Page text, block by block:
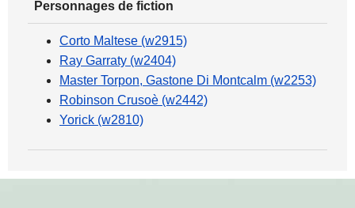
Personnages de fiction
Corto Maltese (w2915)
Ray Garraty (w2404)
Master Torpon, Gastone Di Montcalm (w2253)
Robinson Crusoè (w2442)
Yorick (w2810)